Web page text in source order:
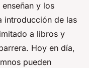
y los
introducción de las
a libros y
Hoy en día,
pueden